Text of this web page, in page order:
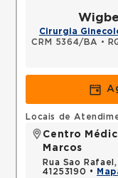
Cirurgia
CRM 5364/BA •
Locais de
Centro
Marcos
Rua Sao
41253190 •